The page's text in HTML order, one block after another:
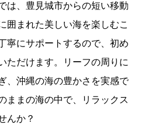
は、豊見城市からの短い移動
囲まれた美しい海を楽しむこ
寧にサポートするので、初め
ただけます。リーフの周りに
、沖縄の海の豊かさを実感で
ままの海の中で、リラックス
んか？